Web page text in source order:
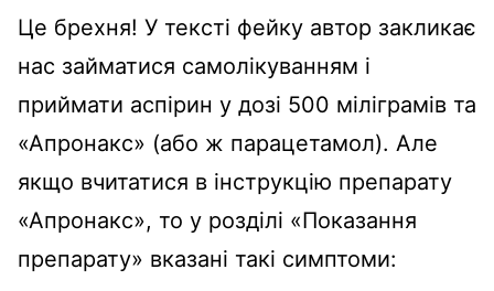
Це брехня! У тексті фейку автор закликає
нас займатися самолікуванням і
приймати аспірин у дозі 500 міліграмів та
«Апронакс» (або ж парацетамол). Але
якщо вчитатися в інструкцію препарату
«Апронакс», то у розділі «Показання
препарату» вказані такі симптоми: